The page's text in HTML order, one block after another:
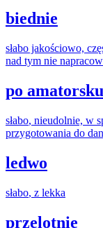
biednie
słabo jakościowo,
nad tym nie
po amatorsku
słabo, nieudolnie, w
przygotowania do
ledwo
słabo, z lekka
przelotnie